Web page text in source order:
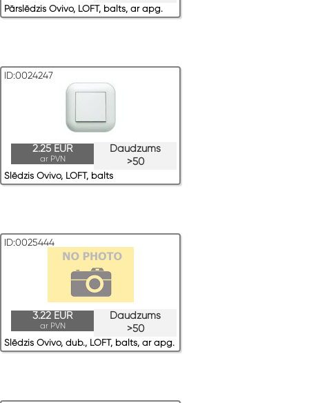
Pārslēdzis Ovivo, LOFT, balts, ar apg.
ID:0024247
Daudzums
>50
2.25 EUR
ar PVN
Slēdzis Ovivo, LOFT, balts
ID:0025444
Daudzums
>50
3.22 EUR
ar PVN
Slēdzis Ovivo, dub., LOFT, balts, ar apg.